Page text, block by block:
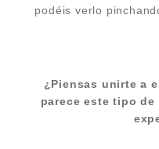
podéis verlo
¿Piensas unirte a
parece este tipo